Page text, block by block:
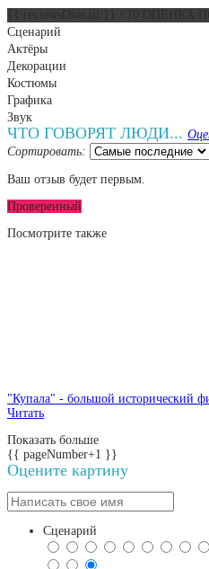
Сценарий
Актёры
Декорации
Костюмы
Графика
Звук
ЧТО ГОВОРЯТ ЛЮДИ...
Сортировать:
Ваш отзыв будет первым.
Проверенный
Посмотрите также
"Купала" - большой исторический
Читать
Показать больше
{{ pageNumber+1 }}
Оцените картину
Сценарий